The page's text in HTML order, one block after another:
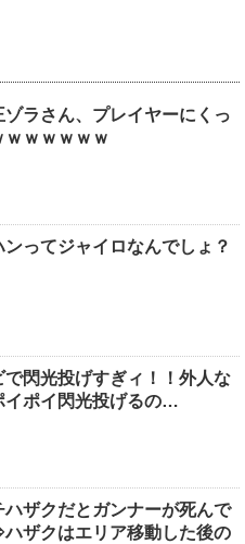
ゾラさん、プレイヤーにくっ
ｗｗｗｗｗ
ンってジャイロなんでしょ？
で閃光投げすぎィ！！外人な
イポイ閃光投げるの…
ハザクだとガンナーが死んで
ザクはエリア移動した後の